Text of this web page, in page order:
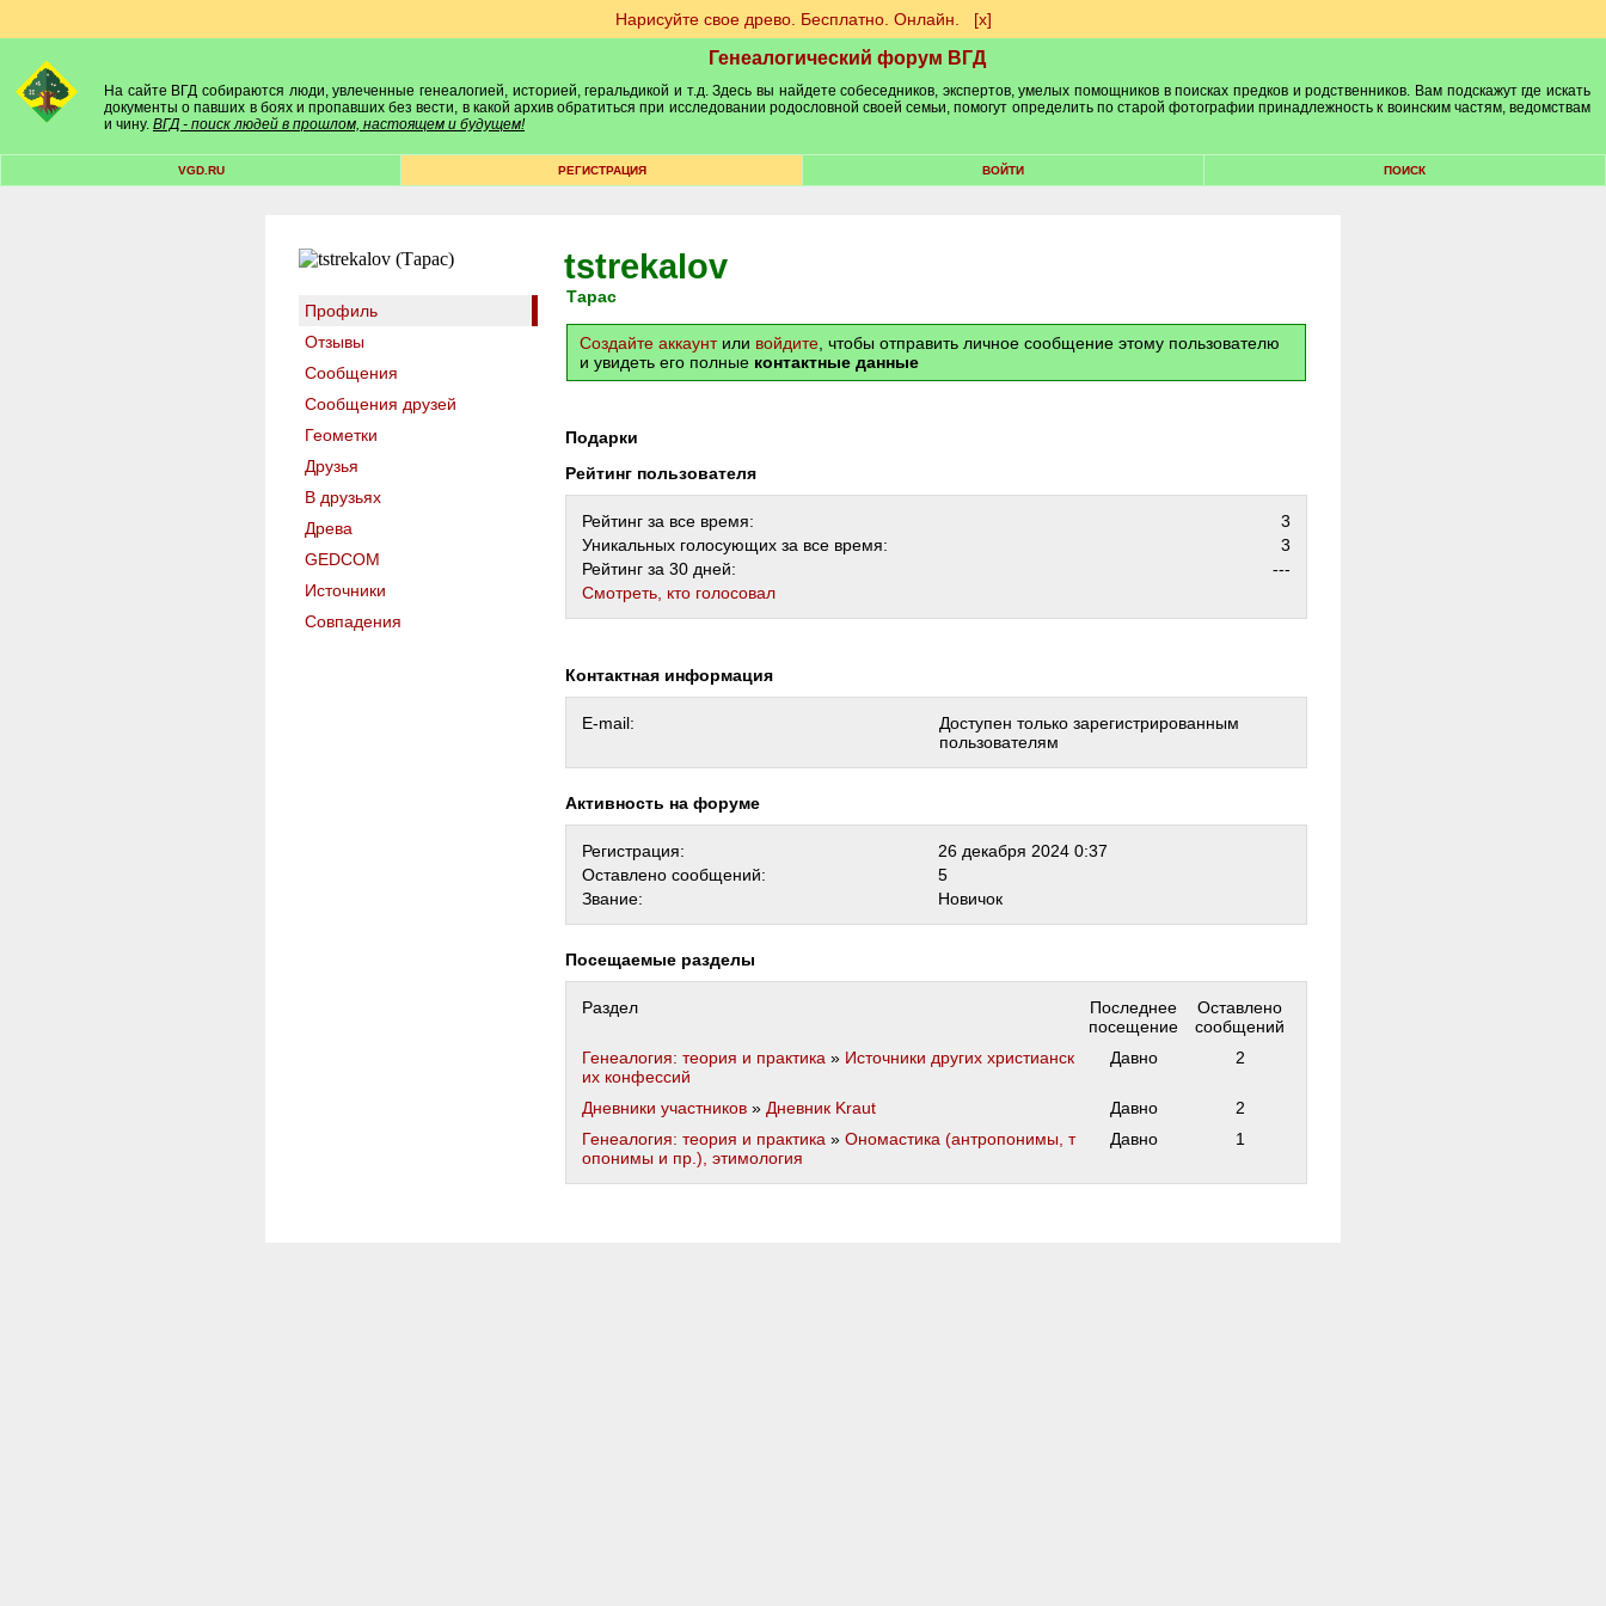
Нарисуйте свое древо. Бесплатно. Онлайн. [х]
Генеалогический форум ВГД
На сайте ВГД собираются люди, увлеченные генеалогией, историей, геральдикой и т.д. Здесь вы найдете собеседников, экспертов, умелых помощников в поисках предков и родственников. Вам подскажут где искать
документы о павших в боях и пропавших без вести, в какой архив обратиться при исследовании родословной своей семьи, помогут определить по старой фотографии принадлежность к воинским частям, ведомствам
и чину. ВГД - поиск людей в прошлом, настоящем и будущем!
VGD.RU РЕГИСТРАЦИЯ ВОЙТИ ПОИСК
Профиль
Отзывы
Сообщения
Сообщения друзей
Геометки
Друзья
В друзьях
Древа
GEDCOM
Источники
Совпадения
tstrekalov
Тарас
Создайте аккаунтили войдите , чтобы отправить личное сообщение этому пользователю
и увидеть его полные контактные данные
Подарки
Рейтинг пользователя
Рейтинг за все время:
3
Уникальных голосующих за все время:
3
Рейтинг за 30 дней:
---
Cмотреть, кто голосовал
Контактная информация
E-mail:
Доступен только зарегистрированным
пользователям
Активность на форуме
Регистрация:
26 декабря 2024 0:37
Оставлено сообщений:
5
Звание:
Новичок
Посещаемые разделы
Раздел
Последнее
посещение
Оставлено
сообщений
Генеалогия: теория и практика » Источники других христианск
их конфессий
Давно 2
Дневники участников » Дневник Kraut Давно
2
Генеалогия: теория и практика » Ономастика (антропонимы, т
опонимы и пр.), этимология
Давно 1